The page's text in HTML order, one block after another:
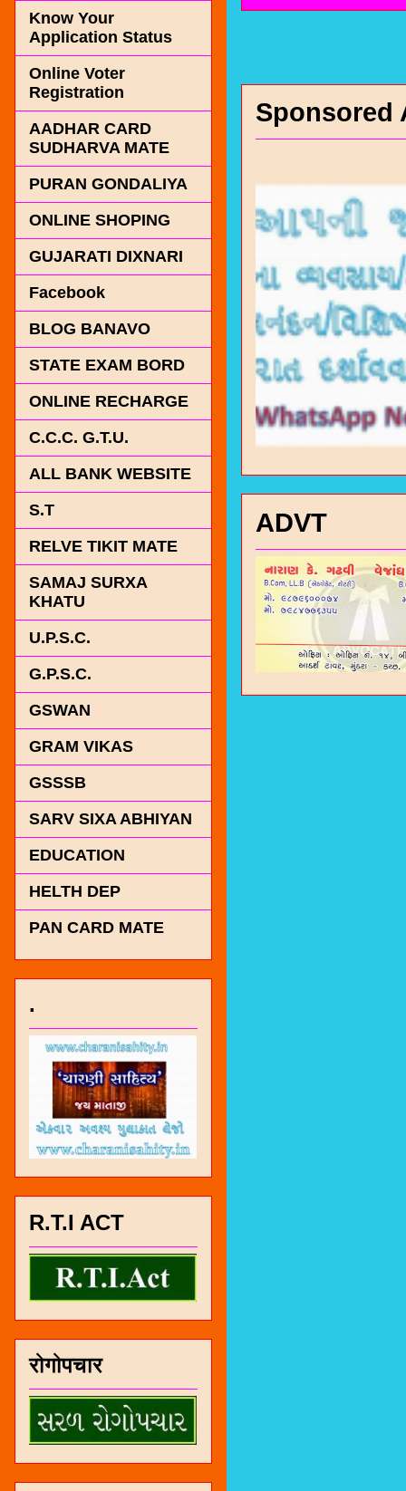
Sponsored
ADVT
Know Your
Application Status
Online Voter
Registration
AADHAR CARD
SUDHARVA MATE
PURAN GONDALIYA
ONLINE SHOPING
GUJARATI DIXNARI
Facebook
BLOG BANAVO
STATE EXAM BORD
ONLINE RECHARGE
C.C.C. G.T.U.
ALL BANK WEBSITE
S.T
RELVE TIKIT MATE
SAMAJ SURXA
KHATU
U.P.S.C.
G.P.S.C.
GSWAN
GRAM VIKAS
GSSSB
SARV SIXA ABHIYAN
EDUCATION
HELTH DEP
PAN CARD MATE
.
R.T.I ACT
रोगोपचार